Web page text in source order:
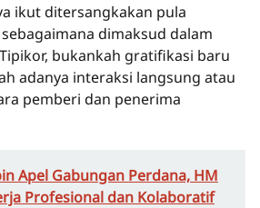
ikut ditersangkakan pula
dimaksud dalam
bukankah gratifikasi baru
adanya interaksi langsung atau
pemberi dan penerima
Apel Gabungan Perdana, HM
Profesional dan Kolaboratif